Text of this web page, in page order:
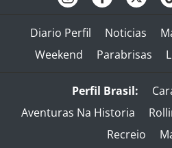
Diario Perfil Noticias
Weekend
Parabrisas
Perfil Brasil:
Aventuras Na Historia
Recreio